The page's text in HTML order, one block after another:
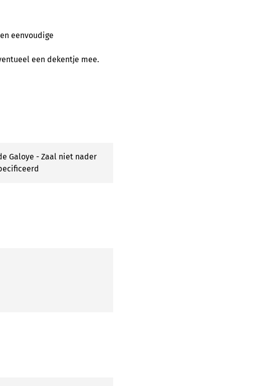
eenvoudige
een dekentje mee.
Galoye - Zaal niet nader